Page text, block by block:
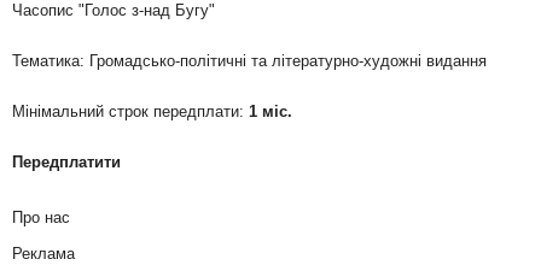
Часопис "Голос з-над Бугу"
Тематика: Громадсько-політичні та літературно-художні видання
Мінімальний строк передплати: 1 міс.
Передплатити
Про нас
Реклама